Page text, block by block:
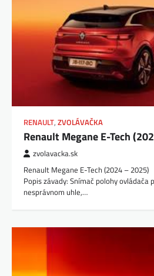
RENAULT, ZVOLÁVAČKA
Renault Megane E-Tech
zvolavacka.sk
Renault Megane E-Tech (2024 –
Popis závady: Snímač polohy ovládača
nesprávnom uhle,…